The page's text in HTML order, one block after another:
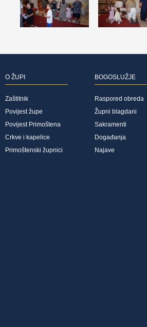
O ŽUPI
Zaštitnik
Povijest župe
Povijest Primoštena
Crkve i kapelice
Primoštenski župnici
BOGOSLUŽJE
Raspored obreda
Župni blagdani
Sakramenti
Događanja
Najave